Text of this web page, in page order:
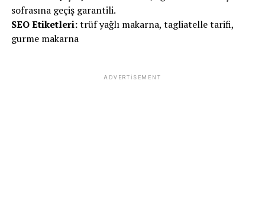
sofrasına geçiş garantili.
SEO Etiketleri:trüf yağlı makarna, tagliatelle tarifi,
gurme makarna
ADVERTISEMENT